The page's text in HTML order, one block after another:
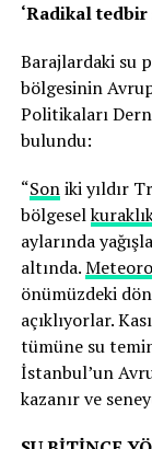
‘Radikal tedbir
Barajlardaki su
bölgesinin
Politikaları
bulundu:
“Soniki yıldır
bölgesel
aylarında
altında.
önümüzdeki
açıklıyorlar.
tümüne su
İstanbul’un
kazanır ve